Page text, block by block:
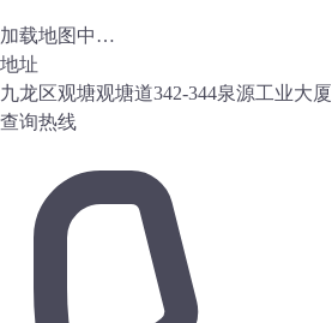
加载地图中…
地址
九龙区观塘观塘道342-344泉源工业大厦
查询热线